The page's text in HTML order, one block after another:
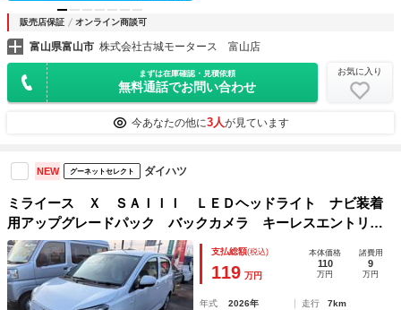
販売店保証 オンライン商談可
富山県富山市 株式会社古城モータース 富山店
まずは在庫確認・見積依頼
無料通話でお問い合わせ
お気に入り
今あなたの他に3人が見ています
NEW グーネットセレクト ダイハツ
ミライース Ｘ ＳＡＩＩＩ ＬＥＤヘッドライト ナビ装着
用アップグレードパック バックカメラ キーレスエントリ
ー コーナーセンサー
支払総額(税込)
119 万円
本体価格
110
万円
諸費用
9
万円
年式 2026年 走行
7km